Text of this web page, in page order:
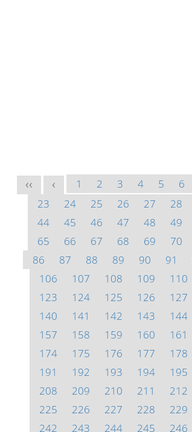
<< < 1 2 3 4 5 6
23
24 25 26 27 28
44
45 46 47 48 49
65
66 67 68 69 70
86
87 88 89 90 91
106
107 108 109 110
123
124 125 126 127
140
141 142 143 144
157
158 159 160 161
174
175 176 177 178
191
192 193 194 195
208
209 210 211 212
225
226 227 228 229
242
243 244 245 246